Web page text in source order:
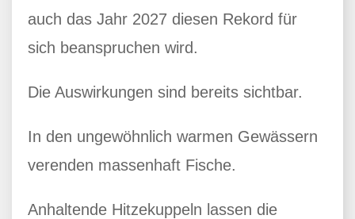
auch das Jahr 2027 diesen Rekord für
sich beanspruchen wird.
Die Auswirkungen sind bereits sichtbar.
In den ungewöhnlich warmen Gewässern
verenden massenhaft Fische.
Anhaltende Hitzekuppeln lassen die